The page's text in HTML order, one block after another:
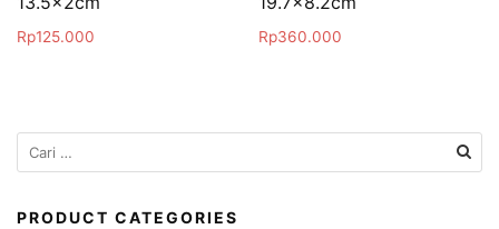
Rp125.000 Rp360.000
Cari
untuk:
PRODUCT CATEGORIES